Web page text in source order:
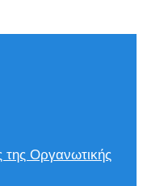
Οργανωτικής